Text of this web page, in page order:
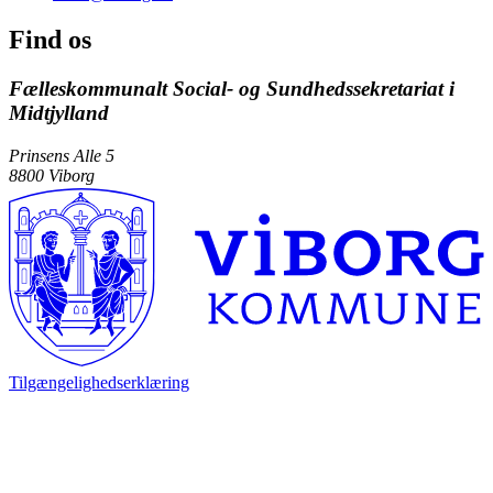
Find os
Fælleskommunalt Social- og Sundhedssekretariat i
Midtjylland
Prinsens Alle 5
8800 Viborg
Tilgængelighedserklæring